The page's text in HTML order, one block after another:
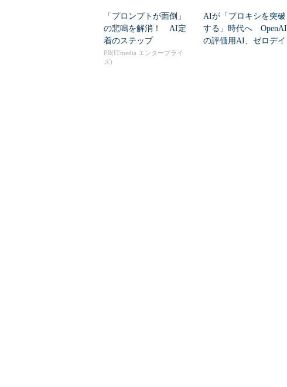
「プロンプトが面倒」
の悲鳴を解消！ AI定
着のステップ
PR(ITmedia エンタープライ
ズ)
AIが「プロキシを突破
する」時代へ OpenAI
の評価用AI、ゼロデイ